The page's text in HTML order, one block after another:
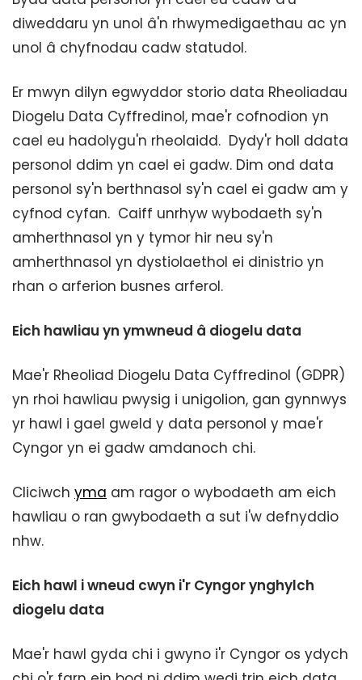
diweddaru yn unol â'n rhwymedigaethau ac yn
unol â chyfnodau cadw statudol.
Er mwyn dilyn egwyddor storio data Rheoliadau
Diogelu Data Cyffredinol, mae'r cofnodion yn
cael eu hadolygu'n rheolaidd. Dydy'r holl ddata
personol ddim yn cael ei gadw. Dim ond data
personol sy'n berthnasol sy'n cael ei gadw am y
cyfnod cyfan. Caiff unrhyw wybodaeth sy'n
amherthnasol yn y tymor hir neu sy'n
amherthnasol yn dystiolaethol ei dinistrio yn
rhan o arferion busnes arferol.
Eich hawliau yn ymwneud â diogelu data
Mae'r Rheoliad Diogelu Data Cyffredinol (GDPR)
yn rhoi hawliau pwysig i unigolion, gan gynnwys
yr hawl i gael gweld y data personol y mae'r
Cyngor yn ei gadw amdanoch chi.
Cliciwch yma am ragor o wybodaeth am eich
hawliau o ran gwybodaeth a sut i'w defnyddio
nhw.
Eich hawl i wneud cwyn i'r Cyngor ynghylch
diogelu data
Mae'r hawl gyda chi i gwyno i'r Cyngor os ydych